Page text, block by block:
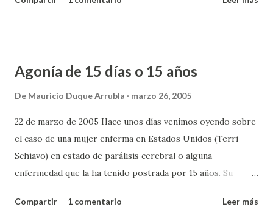
comunes que encontramos en los diarios especialmente
y atreviéndome a publicar, puedo estar cometiendo cientos
de esos errores sin saberlo. Andrés Huratdo escribía sobre
advertía que muchas veces esos errores son por absoluta
ignorancia y ni siquiera imaginamos que podemos
cometerlos He reconocido en mis escritos el uso excesivo
de la partícula "que". A veces hago el esfuerzo de evitarlo
Agonía de 15 días o 15 años
De Mauricio Duque Arrubla marzo 26, 2005
22 de marzo de 2005 Hace unos días venimos oyendo sobre
el caso de una mujer enferma en Estados Unidos (Terri
Schiavo) en estado de parálisis cerebral o alguna
enfermedad que la ha tenido postrada por 15 años. Su
Compartir 1 comentario Leer más